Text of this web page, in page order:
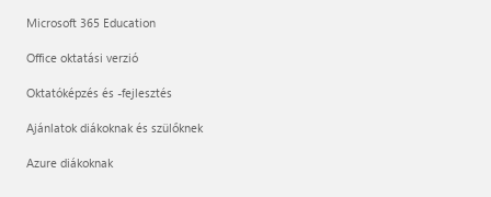
Microsoft 365 Education
Office oktatási verzió
Oktatóképzés és -fejlesztés
Ajánlatok diákoknak és szülőknek
Azure diákoknak